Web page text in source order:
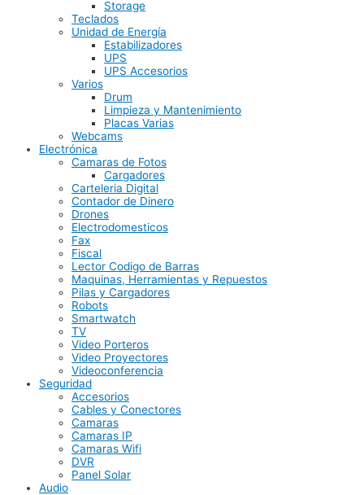
Storage
Teclados
Unidad de Energía
Estabilizadores
UPS
UPS Accesorios
Varios
Drum
Limpieza y Mantenimiento
Placas Varias
Webcams
Electrónica
Camaras de Fotos
Cargadores
Carteleria Digital
Contador de Dinero
Drones
Electrodomesticos
Fax
Fiscal
Lector Codigo de Barras
Maquinas, Herramientas y Repuestos
Pilas y Cargadores
Robots
Smartwatch
TV
Video Porteros
Video Proyectores
Videoconferencia
Seguridad
Accesorios
Cables y Conectores
Camaras
Camaras IP
Camaras Wifi
DVR
Panel Solar
Audio